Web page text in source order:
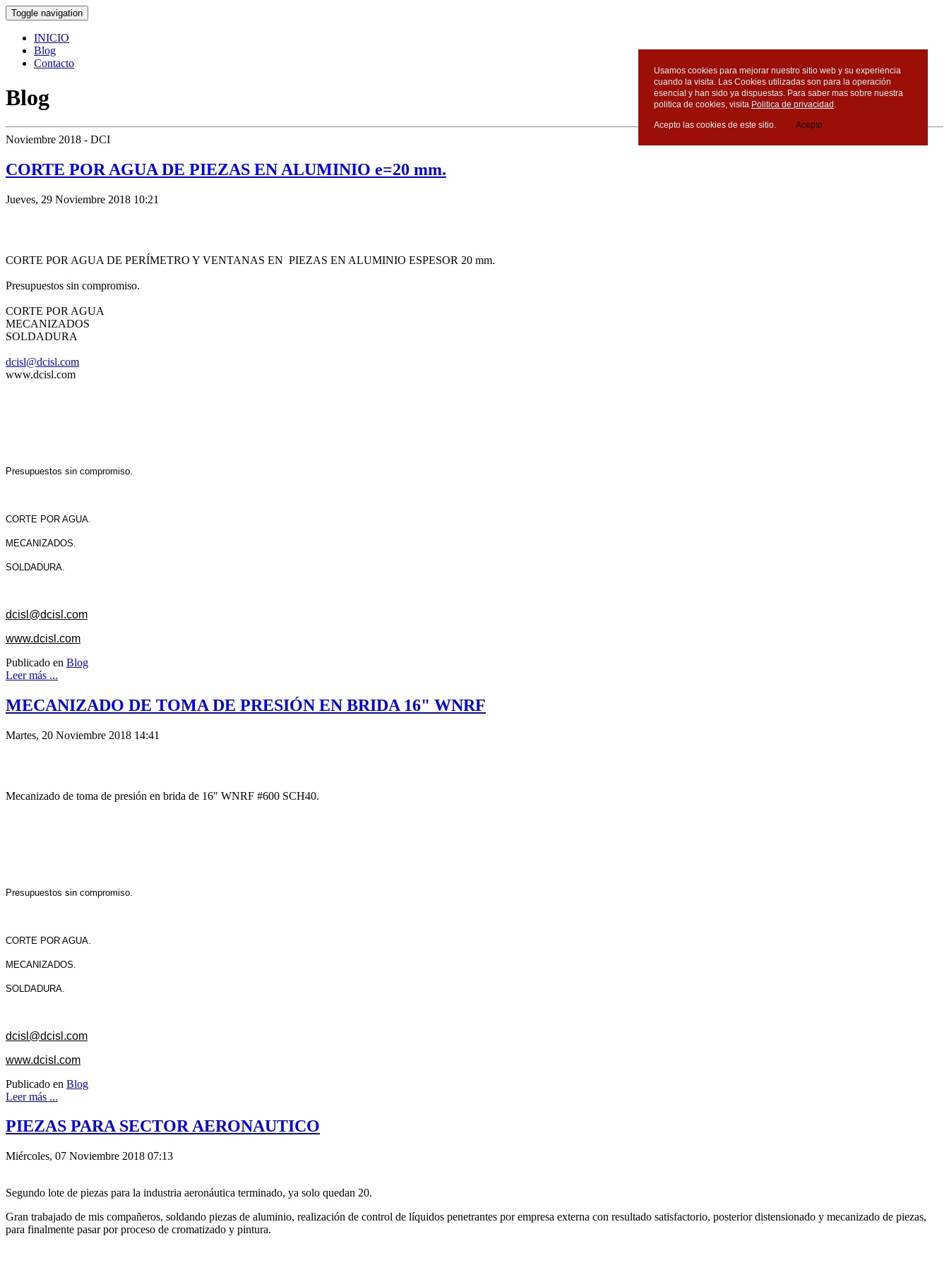
Toggle navigation
INICIO
Blog
Contacto
Blog
Noviembre 2018 - DCI
CORTE POR AGUA DE PIEZAS EN ALUMINIO e=20 mm.
Jueves, 29 Noviembre 2018 10:21
CORTE POR AGUA DE PERÍMETRO Y VENTANAS EN PIEZAS EN ALUMINIO ESPESOR 20 mm.
Presupuestos sin compromiso.
CORTE POR AGUA
MECANIZADOS
SOLDADURA
dcisl@dcisl.com
www.dcisl.com
Presupuestos sin compromiso.
CORTE POR AGUA.
MECANIZADOS.
SOLDADURA.
dcisl@dcisl.com
www.dcisl.com
Publicado en Blog
Leer más ...
MECANIZADO DE TOMA DE PRESIÓN EN BRIDA 16" WNRF
Martes, 20 Noviembre 2018 14:41
Mecanizado de toma de presión en brida de 16" WNRF #600 SCH40.
Presupuestos sin compromiso.
CORTE POR AGUA.
MECANIZADOS.
SOLDADURA.
dcisl@dcisl.com
www.dcisl.com
Publicado en Blog
Leer más ...
PIEZAS PARA SECTOR AERONAUTICO
Miércoles, 07 Noviembre 2018 07:13
Segundo lote de piezas para la industria aeronáutica terminado, ya solo quedan 20.
Gran trabajado de mis compañeros, soldando piezas de aluminio, realización de control de líquidos penetrantes por empresa externa con resultado satisfactorio, posterior distensionado y mecanizado de piezas,
para finalmente pasar por proceso de cromatizado y pintura.
Usamos cookies para mejorar nuestro sitio web y su experiencia
cuando la visita. Las Cookies utilizadas son para la operación
esencial y han sido ya dispuestas. Para saber mas sobre nuestra
politica de cookies, visita Politica de privacidad .
Acepto las cookies de este sitio. Acepto